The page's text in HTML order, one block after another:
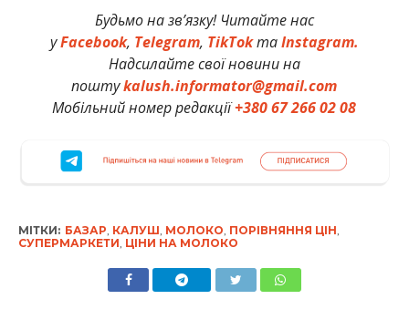
Будьмо на зв’язку! Читайте нас
уFacebook, Telegram, TikTokтаInstagram.
Надсилайте свої новини на
поштуkalush.informator@gmail.com
Мобільний номер редакції+380 67 266 02 08
МІТКИ: БАЗАР, КАЛУШ, МОЛОКО, ПОРІВНЯННЯ ЦІН,
СУПЕРМАРКЕТИ, ЦІНИ НА МОЛОКО